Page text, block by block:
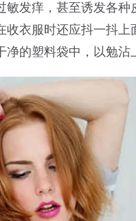
发痒，甚至诱发各
衣服时还应抖一抖
的塑料袋中，以勉